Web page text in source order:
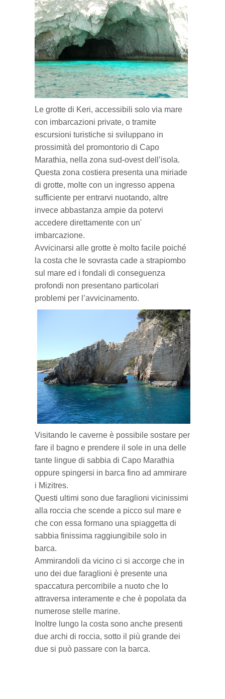
6 - Bochali
7 - Grotte blu
8 - Vita notturna
9 - Gerakas
10 - Kampi
Campeggi
Ristoranti
Divertimenti e Sport
Negozi e Prodotti tipici di Zante
Pub e snack bar
Mappa e regole del Parco Marino
Le tartarughe Caretta-Caretta
Le isole Strofadi
Città di Zante
Alykes e Alikanas
Argasi
Kalamaki
Keri e Limni Keri
Laganas
Tsilivi
Vassilikos
Volimes
Villaggi del nord
ZANTE IN 7 GIORNI
7 Itinerari per conoscere Zante
Navagio e costa occidentale
Golfo delle tartarughe
Grotte di Keri e Marathonissi
Vassilikos e il sud
Grotte blu e nord selvaggio
Tra Alykes e Tsilivi
Zante e Bochali
MUSEI, CHIESE E CULTURA
Cultura a Zante
La Storia di Zante
Musei
Chiese e Monasteri
Monumenti
Luoghi storici
BLOG
I nostri articoli
Le grotte di Keri, accessibili solo via mare
con imbarcazioni private, o tramite
escursioni turistiche si sviluppano in
prossimità del promontorio di Capo
Marathia, nella zona sud-ovest dell’isola.
Questa zona costiera presenta una miriade
di grotte, molte con un ingresso appena
sufficiente per entrarvi nuotando, altre
invece abbastanza ampie da potervi
accedere direttamente con un'
imbarcazione.
Avvicinarsi alle grotte è molto facile poiché
la costa che le sovrasta cade a strapiombo
sul mare ed i fondali di conseguenza
profondi non presentano particolari
problemi per l’avvicinamento.
Visitando le caverne è possibile sostare per
fare il bagno e prendere il sole in una delle
tante lingue di sabbia di Capo Marathia
oppure spingersi in barca fino ad ammirare
i Mizitres.
Questi ultimi sono due faraglioni vicinissimi
alla roccia che scende a picco sul mare e
che con essa formano una spiaggetta di
sabbia finissima raggiungibile solo in
barca.
Ammirandoli da vicino ci si accorge che in
uno dei due faraglioni è presente una
spaccatura percorribile a nuoto che lo
attraversa interamente e che è popolata da
numerose stelle marine.
Inoltre lungo la costa sono anche presenti
due archi di roccia, sotto il più grande dei
due si può passare con la barca.